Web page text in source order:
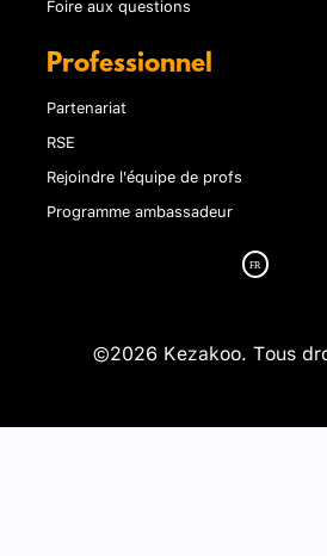
Professionnel
Partenariat
RSE
Rejoindre l'équipe de profs
Programme ambassadeur
©2026 Kezakoo. Tous